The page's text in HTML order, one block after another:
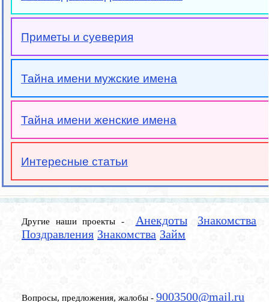
Приметы и суеверия
Тайна имени мужские имена
Тайна имени женские имена
Интересные статьи
Другие наши проекты - Анекдоты
Знакомства
Поздравления Знакомства Займ
Вопросы, предложения, жалобы - 9003500@mail.ru